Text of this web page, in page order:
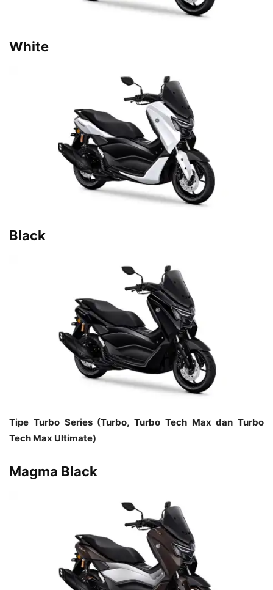
White
Black
Tipe Turbo Series (Turbo, Turbo Tech Max dan Turbo
Tech Max Ultimate)
Magma Black